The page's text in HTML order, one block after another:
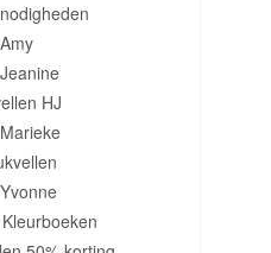
HJ